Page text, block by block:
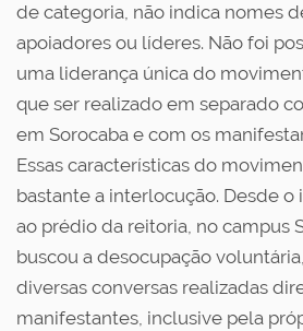
de categoria, não indica nomes
apoiadores ou líderes. Não foi
uma liderança única do
que ser realizado em separado
em Sorocaba e com os
Essas características do
bastante a interlocução. Desde o
ao prédio da reitoria, no campus
buscou a desocupação
diversas conversas realizadas
manifestantes, inclusive pela